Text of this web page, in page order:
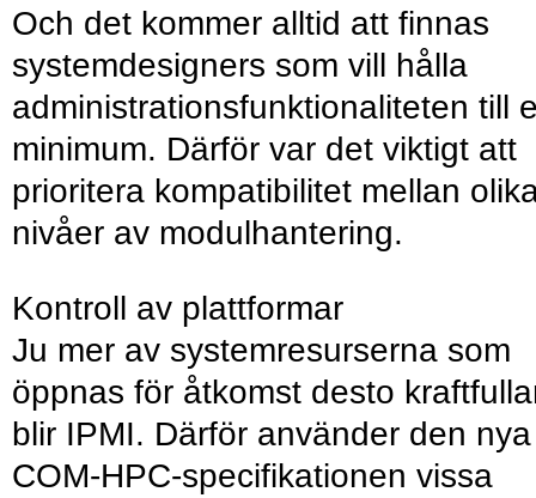
Och det kommer alltid att finnas
systemdesigners som vill hålla
administrationsfunktionaliteten till
minimum. Därför var det viktigt att
prioritera kompatibilitet mellan
nivåer av modulhantering.
Kontroll av plattformar
Ju mer av systemresurserna som
öppnas för åtkomst desto
blir IPMI. Därför använder den nya
COM-HPC-specifikationen vissa